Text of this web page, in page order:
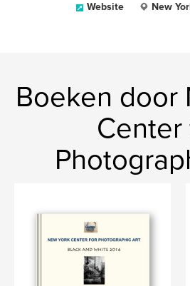
Website New
Boeken door
Center